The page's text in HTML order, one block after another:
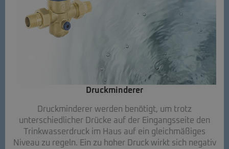
Druckminderer​
Druckminderer werden benötigt, um trotz
unterschiedlicher Drücke auf der Eingangsseite den
Trinkwasserdruck im Haus auf ein gleichmäßiges
Niveau zu regeln. Ein zu hoher Druck wirkt sich negativ